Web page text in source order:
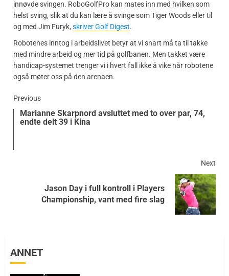
innøvde svingen. RoboGolfPro kan mates inn med hvilken som
helst sving, slik at du kan lære å svinge som Tiger Woods eller til
og med Jim Furyk, skriver Golf Digest.
Robotenes inntog i arbeidslivet betyr at vi snart må ta til takke
med mindre arbeid og mer tid på golfbanen. Men takket være
handicap-systemet trenger vi i hvert fall ikke å vike når robotene
også møter oss på den arenaen.
Previous
Marianne Skarpnord avsluttet med to over par, 74,
endte delt 39 i Kina
Next
Jason Day i full kontroll i Players
Championship, vant med fire slag
ANNET